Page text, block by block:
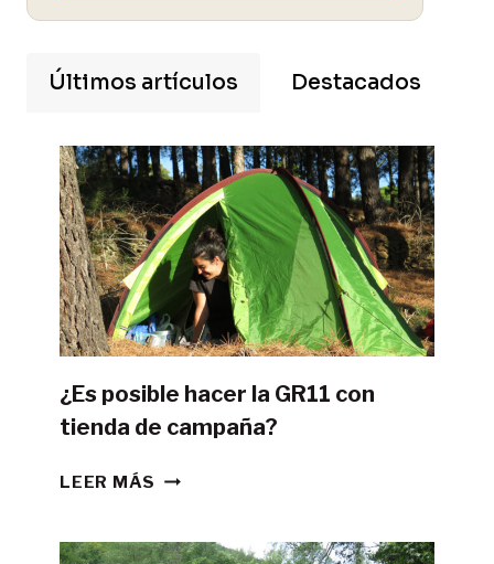
Últimos artículos Destacados
¿Es posible hacer la GR11 con
tienda de campaña?
LEER MÁS ¿ES
LA